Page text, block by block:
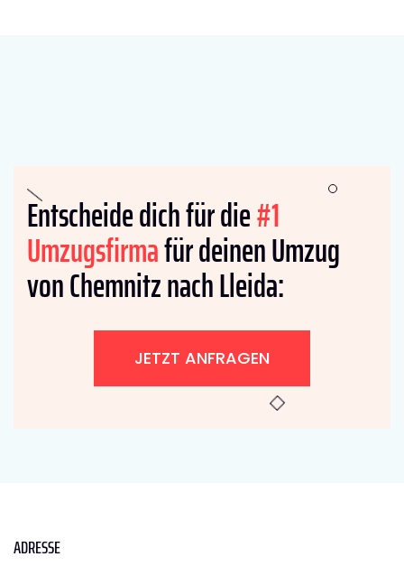
Entscheide dich für die#1
Umzugsfirmafür deinen Umzug
von Chemnitz nach Lleida:
JETZT ANFRAGEN
ADRESSE